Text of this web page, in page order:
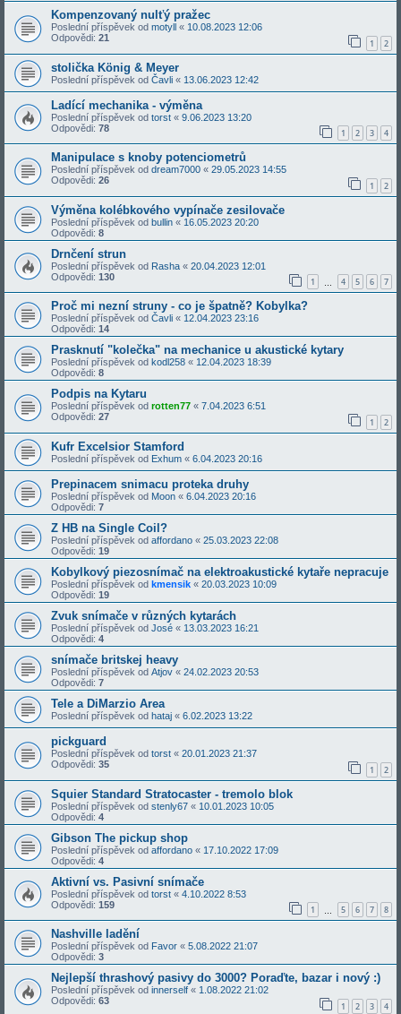
Kompenzovaný nulťý pražec
Poslední příspěvek od motyll « 10.08.2023 12:06
Odpovědi: 21 1 2
stolička König & Meyer
Poslední příspěvek od Čavli « 13.06.2023 12:42
Ladící mechanika - výměna
Poslední příspěvek od torst « 9.06.2023 13:20
Odpovědi: 78 1 2 3 4
Manipulace s knoby potenciometrů
Poslední příspěvek od dream7000 « 29.05.2023 14:55
Odpovědi: 26 1 2
Výměna kolébkového vypínače zesilovače
Poslední příspěvek od bullin « 16.05.2023 20:20
Odpovědi: 8
Drnčení strun
Poslední příspěvek od Rasha « 20.04.2023 12:01
Odpovědi: 130 1 4 5 6 7
Proč mi nezní struny - co je špatně? Kobylka?
Poslední příspěvek od Čavli « 12.04.2023 23:16
Odpovědi: 14
Prasknutí "kolečka" na mechanice u akustické kytary
Poslední příspěvek od kodl258 « 12.04.2023 18:39
Odpovědi: 8
Podpis na Kytaru
Poslední příspěvek od rotten77 « 7.04.2023 6:51
Odpovědi: 27 1 2
Kufr Excelsior Stamford
Poslední příspěvek od Exhum « 6.04.2023 20:16
Prepinacem snimacu proteka druhy
Poslední příspěvek od Moon « 6.04.2023 20:16
Odpovědi: 7
Z HB na Single Coil?
Poslední příspěvek od affordano « 25.03.2023 22:08
Odpovědi: 19
Kobylkový piezosnímač na elektroakustické kytaře nepracuje
Poslední příspěvek od kmensik « 20.03.2023 10:09
Odpovědi: 19
Zvuk snímače v různých kytarách
Poslední příspěvek od José « 13.03.2023 16:21
Odpovědi: 4
snímače britskej heavy
Poslední příspěvek od Atjov « 24.02.2023 20:53
Odpovědi: 7
Tele a DiMarzio Area
Poslední příspěvek od hataj « 6.02.2023 13:22
pickguard
Poslední příspěvek od torst « 20.01.2023 21:37
Odpovědi: 35 1 2
Squier Standard Stratocaster - tremolo blok
Poslední příspěvek od stenly67 « 10.01.2023 10:05
Odpovědi: 4
Gibson The pickup shop
Poslední příspěvek od affordano « 17.10.2022 17:09
Odpovědi: 4
Aktivní vs. Pasivní snímače
Poslední příspěvek od torst « 4.10.2022 8:53
Odpovědi: 159 1 5 6 7 8
Nashville ladění
Poslední příspěvek od Favor « 5.08.2022 21:07
Odpovědi: 3
Nejlepší thrashový pasivy do 3000? Poraďte, bazar i nový :)
Poslední příspěvek od innerself « 1.08.2022 21:02
Odpovědi: 63 1 2 3 4